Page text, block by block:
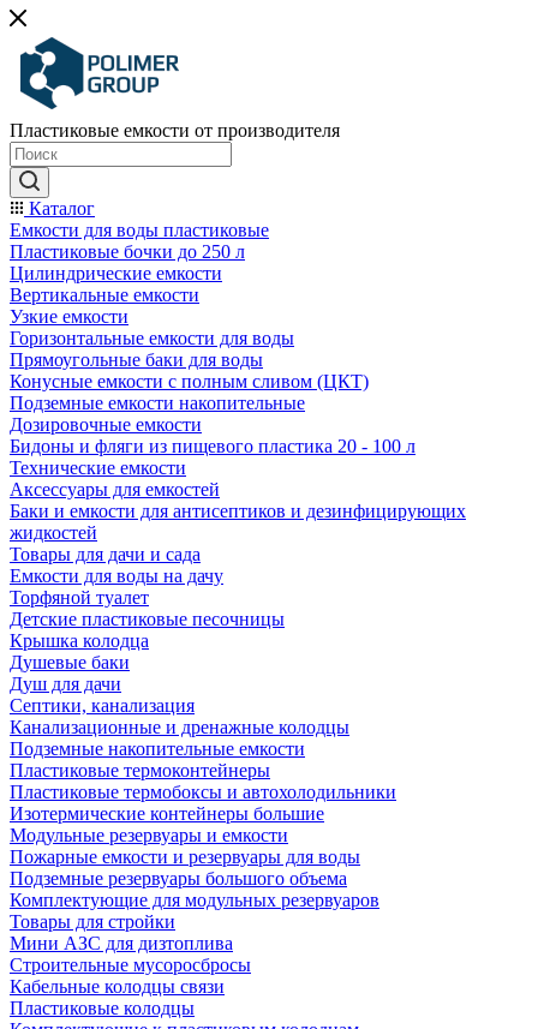
Пластиковые емкости от производителя
Каталог
Емкости для воды пластиковые
Пластиковые бочки до 250 л
Цилиндрические емкости
Вертикальные емкости
Узкие емкости
Горизонтальные емкости для воды
Прямоугольные баки для воды
Конусные емкости с полным сливом (ЦКТ)
Подземные емкости накопительные
Дозировочные емкости
Бидоны и фляги из пищевого пластика 20 - 100 л
Технические емкости
Аксессуары для емкостей
Баки и емкости для антисептиков и дезинфицирующих
жидкостей
Товары для дачи и сада
Емкости для воды на дачу
Торфяной туалет
Детские пластиковые песочницы
Крышка колодца
Душевые баки
Душ для дачи
Септики, канализация
Канализационные и дренажные колодцы
Подземные накопительные емкости
Пластиковые термоконтейнеры
Пластиковые термобоксы и автохолодильники
Изотермические контейнеры большие
Модульные резервуары и емкости
Пожарные емкости и резервуары для воды
Подземные резервуары большого объема
Комплектующие для модульных резервуаров
Товары для стройки
Мини АЗС для дизтоплива
Строительные мусоросбросы
Кабельные колодцы связи
Пластиковые колодцы